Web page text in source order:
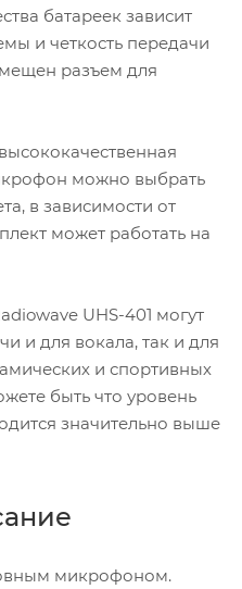
батареек зависит
и четкость передачи
разъем для
можно выбрать
в зависимости от
может работать на
UHS-401 могут
и для вокала, так и для
и спортивных
быть что уровень
значительно выше
микрофоном.